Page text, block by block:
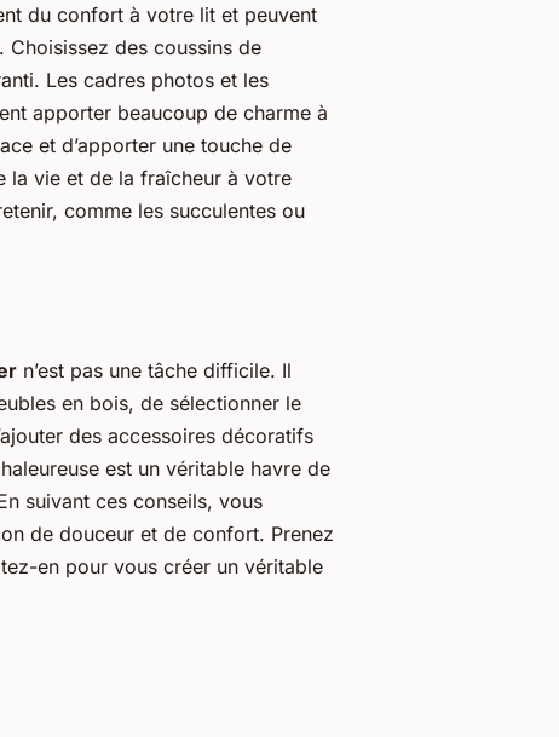
du confort à votre lit et peuvent
des coussins de
Les cadres photos et les
apporter beaucoup de charme à
et d’apporter une touche de
la vie et de la fraîcheur à votre
comme les succulentes ou
n’est pas une tâche difficile. Il
en bois, de sélectionner le
des accessoires décoratifs
est un véritable havre de
suivant ces conseils, vous
de douceur et de confort. Prenez
en pour vous créer un véritable